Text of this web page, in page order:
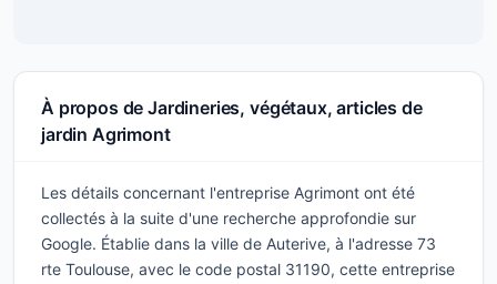
À propos de Jardineries, végétaux, articles de
jardin Agrimont
Les détails concernant l'entreprise Agrimont ont été
collectés à la suite d'une recherche approfondie sur
Google. Établie dans la ville de Auterive, à l'adresse 73
rte Toulouse, avec le code postal 31190, cette entreprise